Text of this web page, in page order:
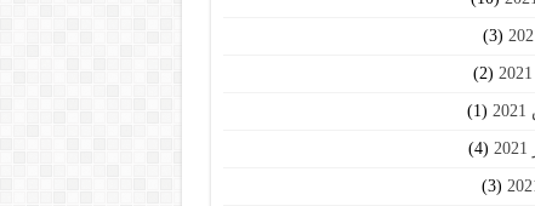
(3)
(2)
(1)
(4)
(3)